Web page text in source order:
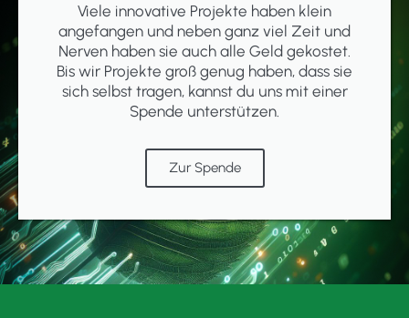
Viele innovative Projekte haben klein
angefangen und neben ganz viel Zeit und
Nerven haben sie auch alle Geld gekostet.
Bis wir Projekte groß genug haben, dass sie
sich selbst tragen, kannst du uns mit einer
Spende unterstützen.
Zur Spende